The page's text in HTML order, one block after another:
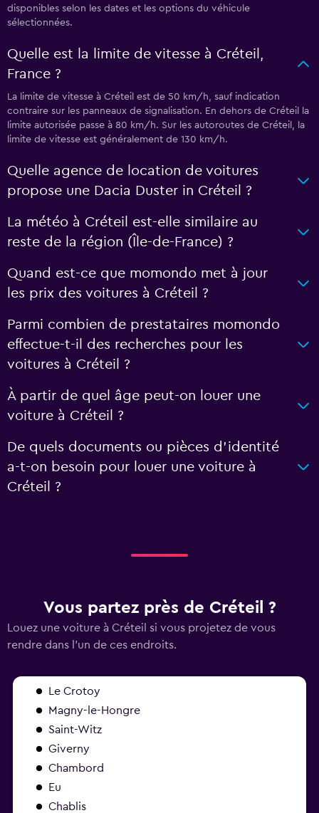
disponibles selon les dates et les options du véhicule
sélectionnées.
Quelle est la limite de vitesse à Créteil,
France ?
La limite de vitesse à Créteil est de 50 km/h, sauf indication
contraire sur les panneaux de signalisation. En dehors de Créteil la
limite autorisée passe à 80 km/h. Sur les autoroutes de Créteil, la
limite de vitesse est généralement de 130 km/h.
Quelle agence de location de voitures
propose une Dacia Duster in Créteil ?
La météo à Créteil est-elle similaire au
reste de la région (Île-de-France) ?
Quand est-ce que momondo met à jour
les prix des voitures à Créteil ?
Parmi combien de prestataires momondo
effectue-t-il des recherches pour les
voitures à Créteil ?
À partir de quel âge peut-on louer une
voiture à Créteil ?
De quels documents ou pièces d'identité
a-t-on besoin pour louer une voiture à
Créteil ?
Vous partez près de Créteil ?
Louez une voiture à Créteil si vous projetez de vous
rendre dans l'un de ces endroits.
Le Crotoy
Magny-le-Hongre
Saint-Witz
Giverny
Chambord
Eu
Chablis